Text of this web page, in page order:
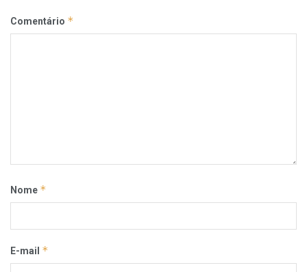
Comentário *
Nome *
E-mail *